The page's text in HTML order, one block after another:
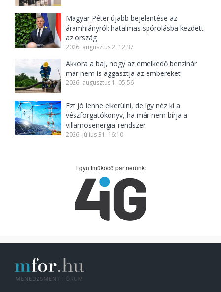
Magyar Péter újabb bejelentése az
áramhiányról: hatalmas spórolásba kezdett
az ország
2026. augusztus 2. 12:37
Akkora a baj, hogy az emelkedő benzinár
már nem is aggasztja az embereket
2026. augusztus 1. 05:56
Ezt jó lenne elkerülni, de így néz ki a
vészforgatókönyv, ha már nem bírja a
villamosenergia-rendszer
2026. július 31. 16:10
Együttműködő partnerünk: